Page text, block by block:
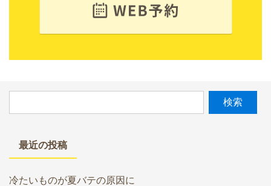
最近の投稿
冷たいものが夏バテの原因に